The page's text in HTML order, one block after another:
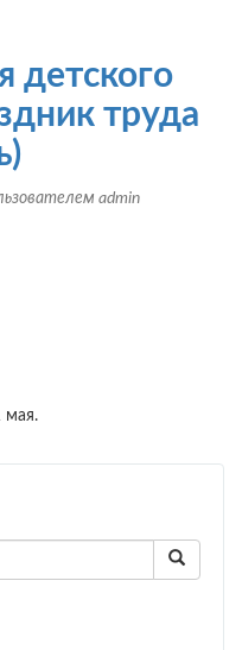
детского
труда
admin
мая.